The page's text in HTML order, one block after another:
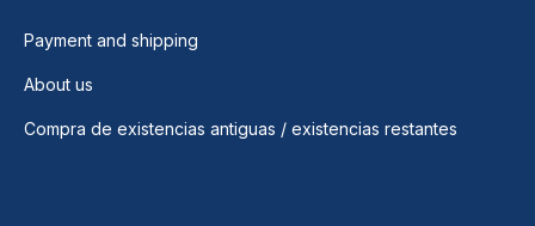
Payment and shipping
About us
Compra de existencias antiguas / existencias restantes